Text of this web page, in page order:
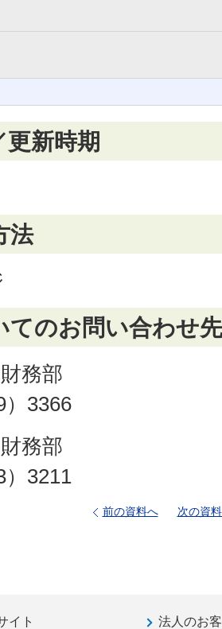
更新時期
法
てのお問い合わせ先
務部
）3366
務部
）3211
前の資料へ 次の資
イト 法人のお